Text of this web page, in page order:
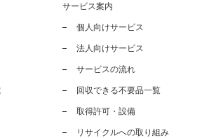
サービス案内
個人向けサービス
法人向けサービス
サービスの流れ
回収できる不要品一覧
取得許可・設備
リサイクルへの取り組み